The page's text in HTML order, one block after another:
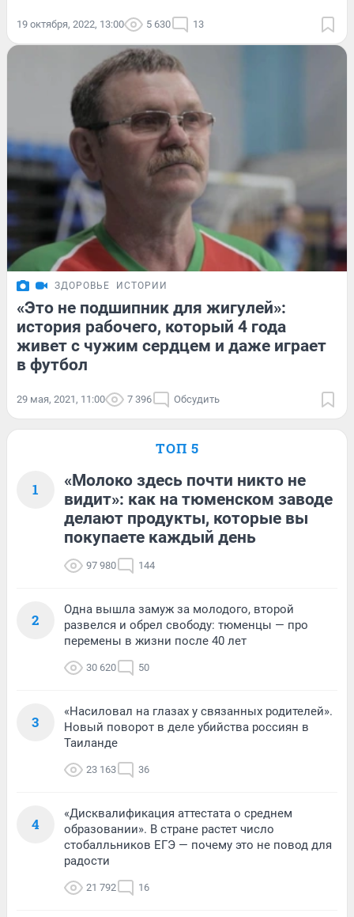
19 октября, 2022, 13:00 5 630 13
ЗДОРОВЬЕ ИСТОРИИ
«Это не подшипник для жигулей»:
история рабочего, который 4 года
живет с чужим сердцем и даже играет
в футбол
29 мая, 2021, 11:00 7 396 Обсудить
ТОП 5
1
«Молоко здесь почти никто не
видит»: как на тюменском заводе
делают продукты, которые вы
покупаете каждый день
97 980 144
2
Одна вышла замуж за молодого, второй
развелся и обрел свободу: тюменцы — про
перемены в жизни после 40 лет
30 620 50
3
«Насиловал на глазах у связанных родителей».
Новый поворот в деле убийства россиян в
Таиланде
23 163 36
4
«Дисквалификация аттестата о среднем
образовании». В стране растет число
стобалльников ЕГЭ — почему это не повод для
радости
21 792 16